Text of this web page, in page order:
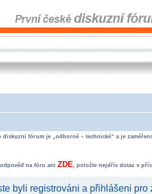
diskuzní fórum je „odborně – technické“ a je
na fóru ani ZDE, položte nejdřív dotaz v
byli registrováni a přihlášeni pro